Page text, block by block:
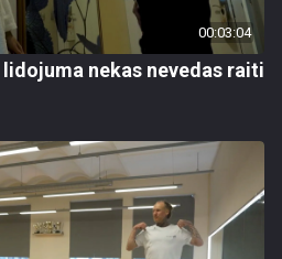
00:03:04
nekas nevedas raiti